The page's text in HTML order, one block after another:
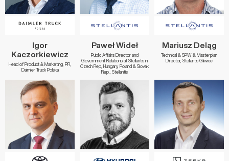
Igor
Kaczorkiewicz
Head of Product & Marketing, PR,
Daimler Truck Polska
Paweł Wideł
Public Affairs Director and
Government Relations at Stellantis in
Czech Rep, Hungary, Poland & Slovak
Rep., Stellantis
Mariusz Deląg
Technical & SPW & Masterplan
Director, Stellantis Gliwice